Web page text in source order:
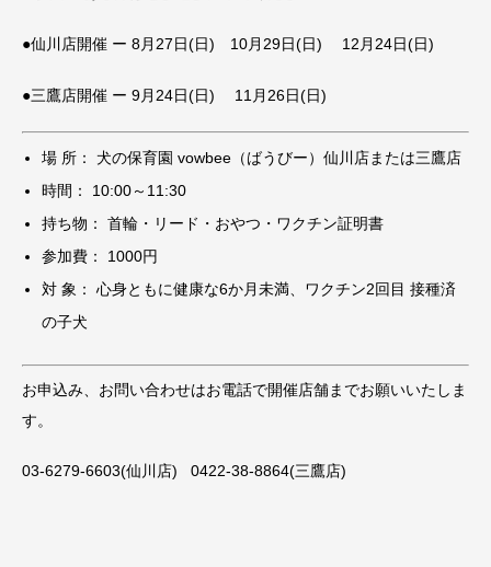
●仙川店開催 ー 8月27日(日) 10月29日(日) 12月24日(日)
●三鷹店開催 ー 9月24日(日) 11月26日(日)
場 所： 犬の保育園 vowbee（ばうびー）仙川店または三鷹店
時間： 10:00～11:30
持ち物： 首輪・リード・おやつ・ワクチン証明書
参加費： 1000円
対 象： 心身ともに健康な6か月未満、ワクチン2回目 接種済
の子犬
お申込み、お問い合わせはお電話で開催店舗までお願いいたしま
す。
03-6279-6603(仙川店) 0422-38-8864(三鷹店)